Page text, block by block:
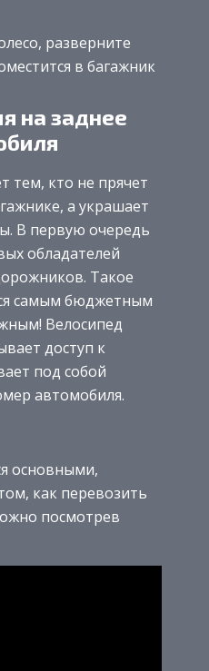
разверните
в багажник
на заднее
тем, кто не прячет
а украшает
В первую очередь
обладателей
Такое
самым бюджетным
Велосипед
доступ к
под собой
автомобиля.
основными,
как перевозить
посмотрев